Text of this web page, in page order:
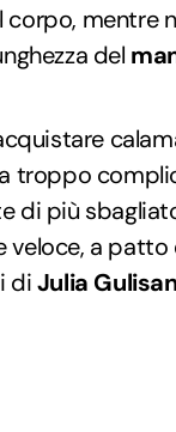
mentre
del
troppo
di più
a patto
diJulia